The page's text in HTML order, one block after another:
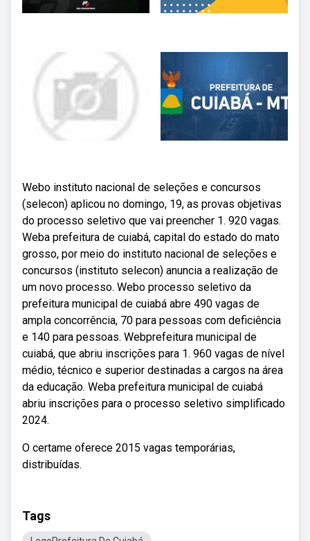
Webo instituto nacional de seleções e concursos
(selecon) aplicou no domingo, 19, as provas objetivas
do processo seletivo que vai preencher 1. 920 vagas.
Weba prefeitura de cuiabá, capital do estado do mato
grosso, por meio do instituto nacional de seleções e
concursos (instituto selecon) anuncia a realização de
um novo processo. Webo processo seletivo da
prefeitura municipal de cuiabá abre 490 vagas de
ampla concorrência, 70 para pessoas com deficiência
e 140 para pessoas. Webprefeitura municipal de
cuiabá, que abriu inscrições para 1. 960 vagas de nível
médio, técnico e superior destinadas a cargos na área
da educação. Weba prefeitura municipal de cuiabá
abriu inscrições para o processo seletivo simplificado
2024.
O certame oferece 2015 vagas temporárias,
distribuídas.
Tags